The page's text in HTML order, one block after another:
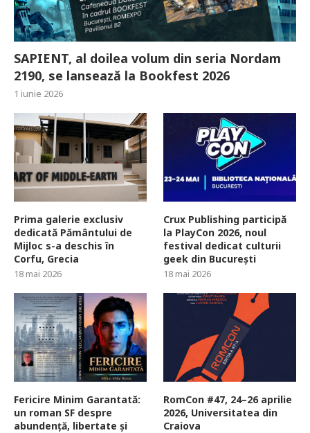
SAPIENT, al doilea volum din seria Nordam
2190, se lansează la Bookfest 2026
1 iunie 2026
Prima galerie exclusiv
dedicată Pământului de
Mijloc s-a deschis în
Corfu, Grecia
18 mai 2026
Crux Publishing participă
la PlayCon 2026, noul
festival dedicat culturii
geek din București
18 mai 2026
Fericire Minim Garantată:
un roman SF despre
abundență, libertate și
RomCon #47, 24–26 aprilie
2026, Universitatea din
Craiova